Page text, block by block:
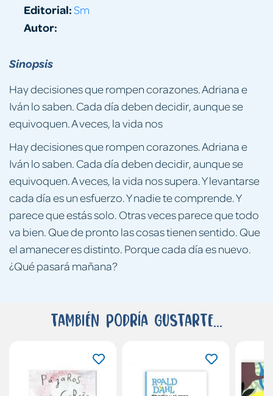
Sinopsis
Hay decisiones que rompen corazones. Adriana e
Iván lo saben. Cada día deben decidir, aunque se
equivoquen. A veces, la vida nos
Hay decisiones que rompen corazones. Adriana e
Iván lo saben. Cada día deben decidir, aunque se
equivoquen. A veces, la vida nos supera. Y levantarse
cada día es un esfuerzo. Y nadie te comprende. Y
parece que estás solo. Otras veces parece que todo
va bien. Que de pronto las cosas tienen sentido. Que
el amanecer es distinto. Porque cada día es nuevo.
¿Qué pasará mañana?
Editorial:Sm
Autor:
También podría gustarte...